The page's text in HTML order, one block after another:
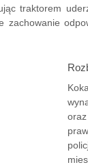
traktorem
zachowanie